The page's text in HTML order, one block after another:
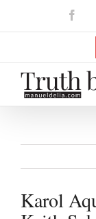
Karol